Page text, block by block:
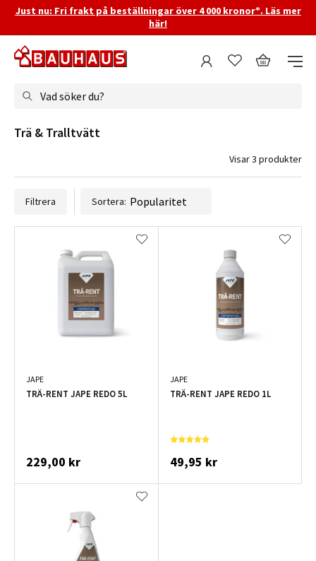
Just nu: Fri frakt på beställningar över 4 000 kronor*. Läs mer
här!
Vad söker du?
Filtrera Sortera:
JAPE
TRÄ-RENT JAPE REDO 5L
229,00 kr
JAPE
TRÄ-RENT JAPE REDO 1L
49,95 kr
Trä & Tralltvätt
Visar 3 produkter